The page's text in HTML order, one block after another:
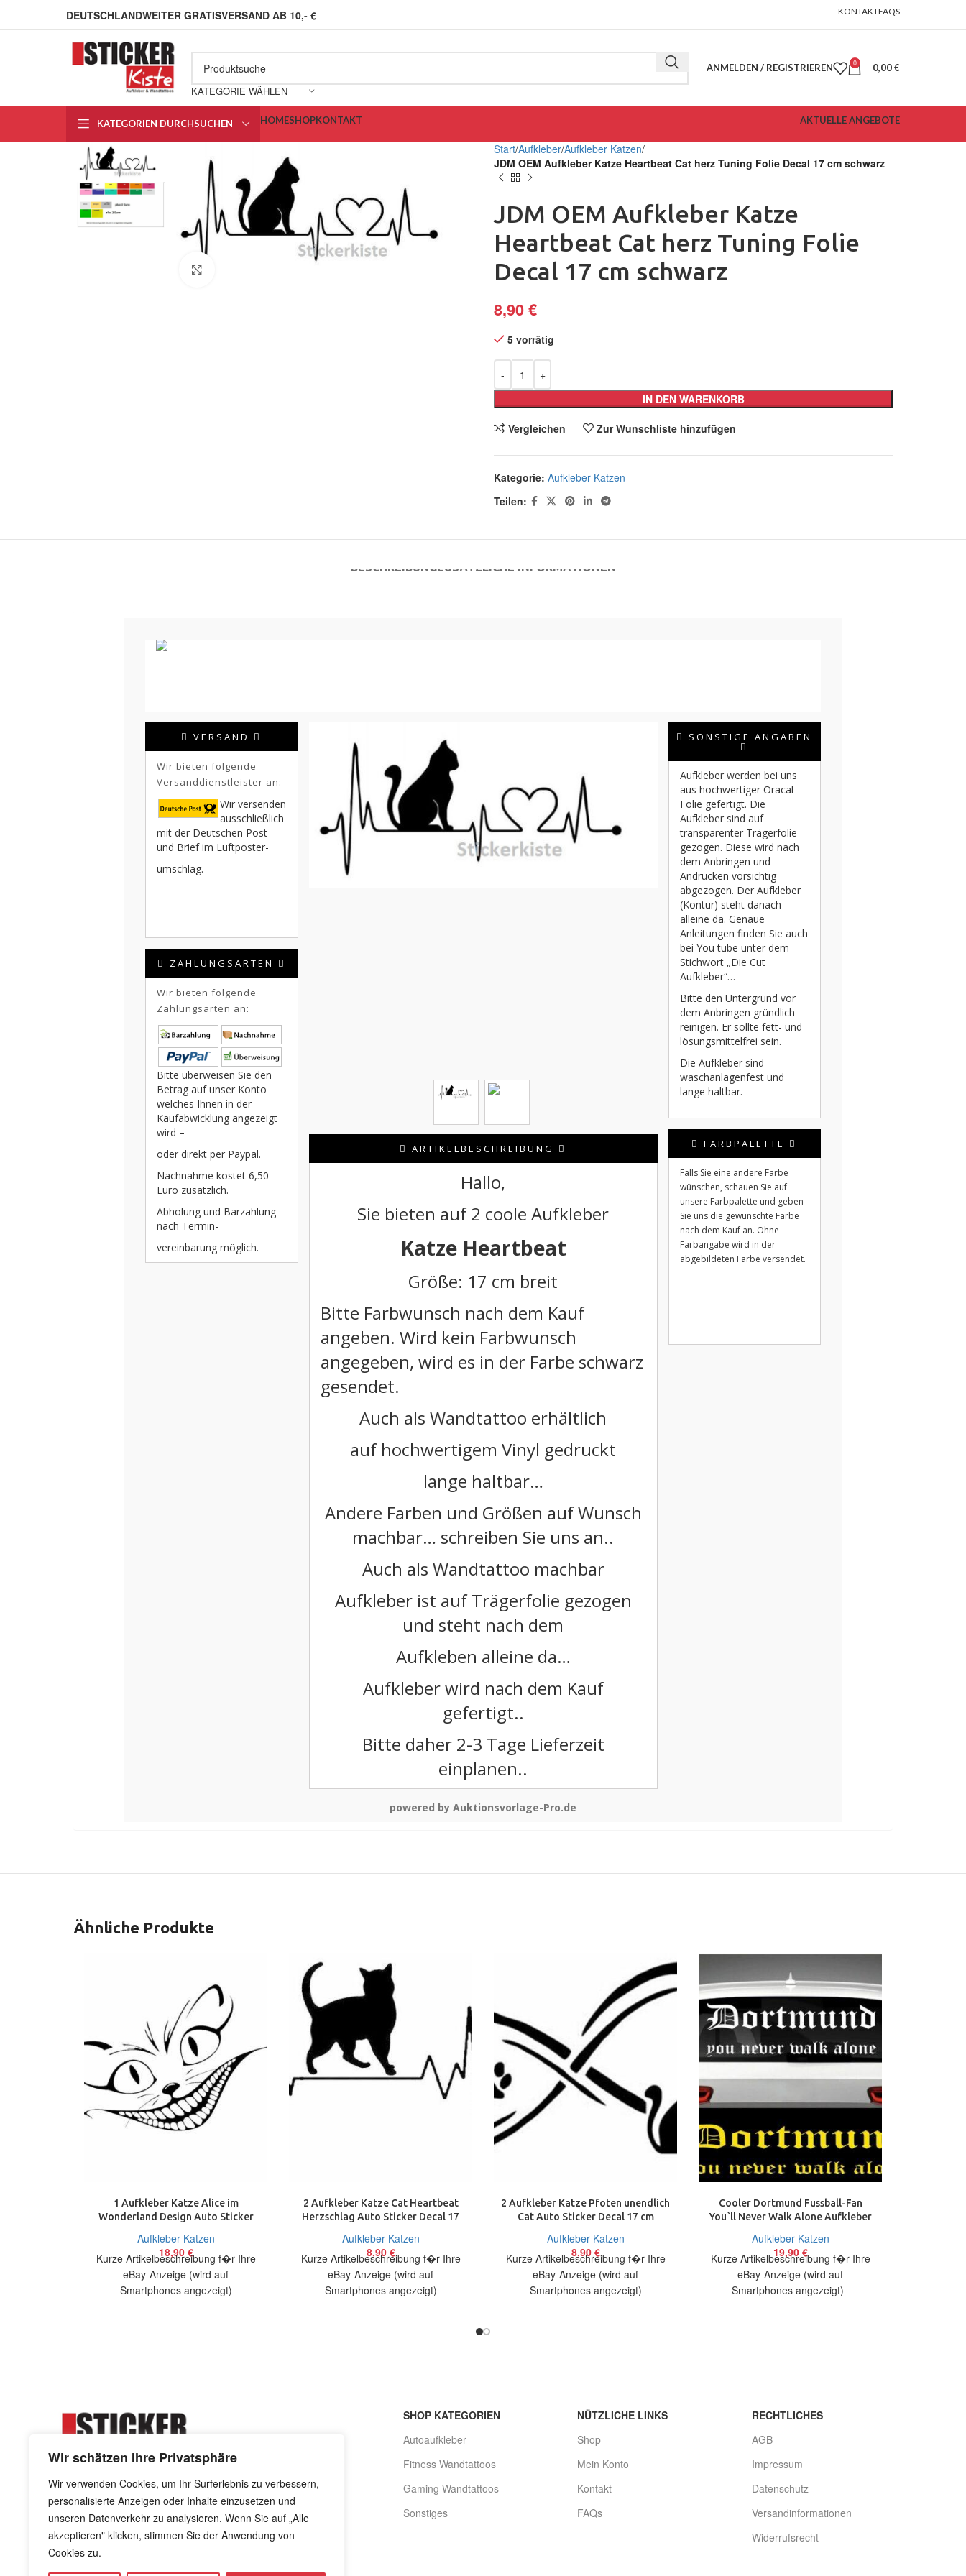
Wir schätzen Ihre Privatsphäre
Wir verwenden Cookies, um Ihr Surferlebnis zu verbessern,
personalisierte Anzeigen oder Inhalte einzusetzen und
unseren Datenverkehr zu analysieren. Wenn Sie auf „Alle
akzeptieren" klicken, stimmen Sie der Anwendung von
Cookies zu.
DEUTSCHLANDWEITER GRATISVERSAND AB 10,- € KONTAKTFAQS
KATEGORIE WÄHLEN
ANMELDEN / REGISTRIEREN 0 0,00€
KATEGORIEN DURCHSUCHEN HOMESHOPKONTAKT AKTUELLE ANGEBOTE
Start Aufkleber Aufkleber Katzen
JDM OEM Aufkleber Katze Heartbeat Cat herz Tuning Folie Decal 17 cm schwarz
JDM OEM Aufkleber Katze
Heartbeat Cat herz Tuning Folie
Decal 17 cm schwarz
8,90€
5 vorrätig
IN DEN WARENKORB
Vergleichen Zur Wunschliste hinzufügen
Kategorie: Aufkleber Katzen
Teilen:
BESCHREIBUNGZUSÄTZLICHE INFORMATIONEN
ARTIKELBESCHREIBUNG
Hallo,
Sie bieten auf 2 coole Aufkleber
Katze Heartbeat
Größe: 17 cm breit
Bitte Farbwunsch nach dem Kauf
angeben. Wird kein Farbwunsch
angegeben, wird es in der Farbe schwarz
gesendet.
Auch als Wandtattoo erhältlich
auf hochwertigem Vinyl gedruckt
lange haltbar…
Andere Farben und Größen auf Wunsch
machbar… schreiben Sie uns an..
Auch als Wandtattoo machbar
Aufkleber ist auf Trägerfolie gezogen
und steht nach dem
Aufkleben alleine da…
Aufkleber wird nach dem Kauf
gefertigt..
Bitte daher 2-3 Tage Lieferzeit
einplanen..
VERSAND
Wir bieten folgende
Versanddienstleister an:
Wir versenden
ausschließlich
mit der Deutschen Post
und Brief im Luftposter-
umschlag.
ZAHLUNGSARTEN
Wir bieten folgende
Zahlungsarten an:
Bitte überweisen Sie den
Betrag auf unser Konto
welches Ihnen in der
Kaufabwicklung angezeigt
wird –
oder direkt per Paypal.
Nachnahme kostet 6,50
Euro zusätzlich.
Abholung und Barzahlung
nach Termin-
vereinbarung möglich.
SONSTIGE ANGABEN
Aufkleber werden bei uns
aus hochwertiger Oracal
Folie gefertigt. Die
Aufkleber sind auf
transparenter Trägerfolie
gezogen. Diese wird nach
dem Anbringen und
Andrücken vorsichtig
abgezogen. Der Aufkleber
(Kontur) steht danach
alleine da. Genaue
Anleitungen finden Sie auch
bei You tube unter dem
Stichwort „Die Cut
Aufkleber“…
Bitte den Untergrund vor
dem Anbringen gründlich
reinigen. Er sollte fett- und
lösungsmittelfrei sein.
Die Aufkleber sind
waschanlagenfest und
lange haltbar.
FARBPALETTE
Falls Sie eine andere Farbe
wünschen, schauen Sie auf
unsere Farbpalette und geben
Sie uns die gewünschte Farbe
nach dem Kauf an. Ohne
Farbangabe wird in der
abgebildeten Farbe versendet.
powered by Auktionsvorlage-Pro.de
Ähnliche Produkte
1 Aufkleber Katze Alice im
Wonderland Design Auto Sticker
Aufkleber Katzen
18,90 €
Kurze Artikelbeschreibung f�r Ihre
eBay-Anzeige (wird auf
Smartphones angezeigt)
2 Aufkleber Katze Cat Heartbeat
Herzschlag Auto Sticker Decal 17
Aufkleber Katzen
8,90 €
Kurze Artikelbeschreibung f�r Ihre
eBay-Anzeige (wird auf
Smartphones angezeigt)
2 Aufkleber Katze Pfoten unendlich
Cat Auto Sticker Decal 17 cm
Aufkleber Katzen
8,90 €
Kurze Artikelbeschreibung f�r Ihre
eBay-Anzeige (wird auf
Smartphones angezeigt)
Cooler Dortmund Fussball-Fan
You`ll Never Walk Alone Aufkleber
Aufkleber Katzen
19,90 €
Kurze Artikelbeschreibung f�r Ihre
eBay-Anzeige (wird auf
Smartphones angezeigt)
Kreuzdornweg 8 - 41844 Wegberg
info@stickerkiste.de
SHOP KATEGORIEN
Autoaufkleber
Fitness Wandtattoos
Gaming Wandtattoos
Sonstiges
NÜTZLICHE LINKS
Shop
Mein Konto
Kontakt
FAQs
RECHTLICHES
AGB
Impressum
Datenschutz
Versandinformationen
Widerrufsrecht